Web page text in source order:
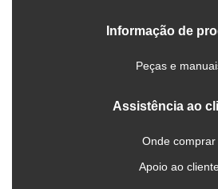
Informação de
Peças e
Assistência ao
Onde comprar
Apoio ao